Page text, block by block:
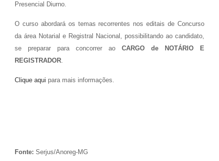
Presencial Diurno.
O curso abordará os temas recorrentes nos editais de Concurso
da área Notarial e Registral Nacional, possibilitando ao candidato,
se preparar para concorrer ao CARGO de NOTÁRIO E
REGISTRADOR.
Clique aqui para mais informações.
Fonte: Serjus/Anoreg-MG